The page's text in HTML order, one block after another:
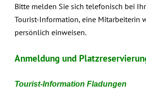
Bitte melden Sie sich telefonisch bei
Tourist-Information, eine Mitarbeiterin
persönlich einweisen.
Anmeldung und
Tourist-Information Fladungen